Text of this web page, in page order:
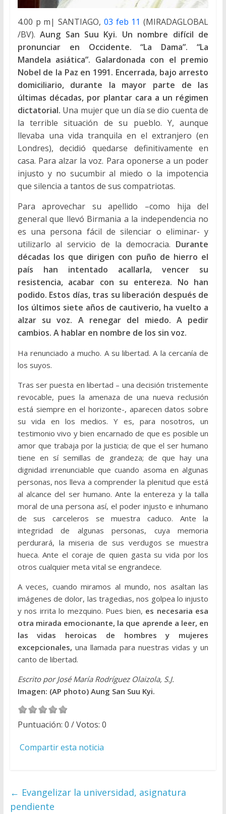
4.00 p m| SANTIAGO, 03 feb 11 (MIRADAGLOBAL
/BV).Aung San Suu Kyi. Un nombre difícil de
pronunciar en Occidente. “La Dama”. “La
Mandela asiática”. Galardonada con el premio
Nobel de la Paz en 1991. Encerrada, bajo arresto
domiciliario, durante la mayor parte de las
últimas décadas, por plantar cara a un régimen
dictatorial. Una mujer que un día se dio cuenta de
la terrible situación de su pueblo. Y, aunque
llevaba una vida tranquila en el extranjero (en
Londres), decidió quedarse definitivamente en
casa. Para alzar la voz. Para oponerse a un poder
injusto y no sucumbir al miedo o la impotencia
que silencia a tantos de sus compatriotas.
Para aprovechar su apellido –como hija del
general que llevó Birmania a la independencia no
es una persona fácil de silenciar o eliminar- y
utilizarlo al servicio de la democracia. Durante
décadas los que dirigen con puño de hierro el
país han intentado acallarla, vencer su
resistencia, acabar con su entereza. No han
podido. Estos días, tras su liberación después de
los últimos siete años de cautiverio, ha vuelto a
alzar su voz. A renegar del miedo. A pedir
cambios. A hablar en nombre de los sin voz.
Ha renunciado a mucho. A su libertad. A la cercanía de
los suyos.
Tras ser puesta en libertad – una decisión tristemente
revocable, pues la amenaza de una nueva reclusión
está siempre en el horizonte-, aparecen datos sobre
su vida en los medios. Y es, para nosotros, un
testimonio vivo y bien encarnado de que es posible un
amor que trabaja por la justicia; de que el ser humano
tiene en sí semillas de grandeza; de que hay una
dignidad irrenunciable que cuando asoma en algunas
personas, nos lleva a comprender la plenitud que está
al alcance del ser humano. Ante la entereza y la talla
moral de una persona así, el poder injusto e inhumano
de sus carceleros se muestra caduco. Ante la
integridad de algunas personas, cuya memoria
perdurará, la miseria de sus verdugos se muestra
hueca. Ante el coraje de quien gasta su vida por los
otros cualquier meta vital se engrandece.
A veces, cuando miramos al mundo, nos asaltan las
imágenes de dolor, las tragedias, nos golpea lo injusto
y nos irrita lo mezquino. Pues bien, es necesaria esa
otra mirada emocionante, la que aprende a leer, en
las vidas heroicas de hombres y mujeres
excepcionales, una llamada para nuestras vidas y un
canto de libertad.
Escrito por José María Rodríguez Olaizola, S.J.
Imagen: (AP photo) Aung San Suu Kyi.
Puntuación: 0 / Votos: 0
Compartir esta noticia
← Evangelizar la universidad, asignatura
pendiente